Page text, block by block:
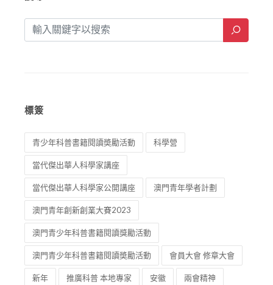
標簽
青少年科普書籍閱讀奬勵活動 科學營
當代傑出華人科學家講座
當代傑出華人科學家公開講座 澳門青年學者計劃
澳門青年創新創業大賽2023
澳門青少年科普書籍閱讀獎勵活動
澳門青少年科普書籍閱讀奬勵活動 會員大會 修章大會
新年 推廣科普 本地專家 安徽 兩會精神